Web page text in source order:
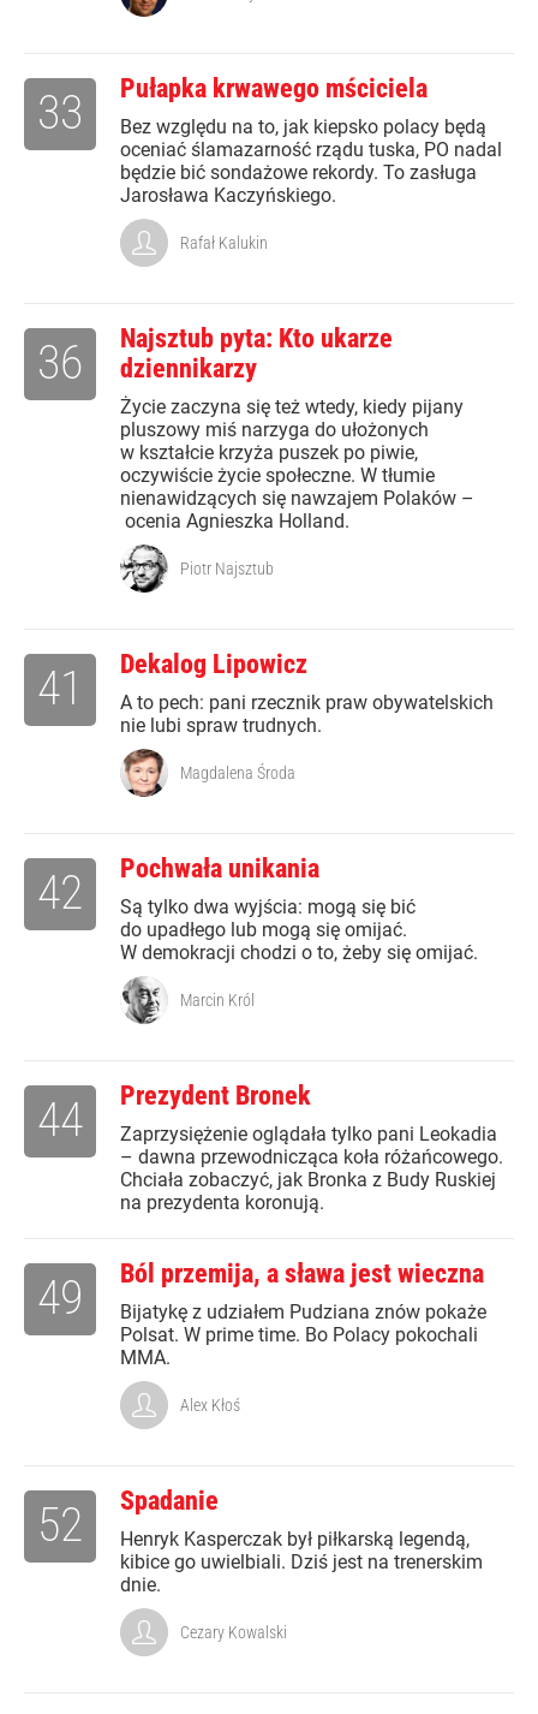
Pułapka krwawego mściciela
Bez względu na to, jak kiepsko polacy będą
oceniać ślamazarność rządu tuska, PO nadal
będzie bić sondażowe rekordy. To zasługa
Jarosława Kaczyńskiego.
33
Rafał Kalukin
Najsztub pyta: Kto ukarze
dziennikarzy
Życie zaczyna się też wtedy, kiedy pijany
pluszowy miś narzyga do ułożonych
w kształcie krzyża puszek po piwie,
oczywiście życie społeczne. W tłumie
nienawidzących się nawzajem Polaków –
ocenia Agnieszka Holland.
36
Piotr Najsztub
Dekalog Lipowicz
A to pech: pani rzecznik praw obywatelskich
nie lubi spraw trudnych.
41
Magdalena Środa
Pochwała unikania
Są tylko dwa wyjścia: mogą się bić
do upadłego lub mogą się omijać.
W demokracji chodzi o to, żeby się omijać.
42
Marcin Król
Prezydent Bronek
Zaprzysiężenie oglądała tylko pani Leokadia
– dawna przewodnicząca koła różańcowego.
Chciała zobaczyć, jak Bronka z Budy Ruskiej
na prezydenta koronują.
44
Ból przemija, a sława jest wieczna
Bijatykę z udziałem Pudziana znów pokaże
Polsat. W prime time. Bo Polacy pokochali
MMA.
49
Alex Kłoś
Spadanie
Henryk Kasperczak był piłkarską legendą,
kibice go uwielbiali. Dziś jest na trenerskim
dnie.
52
Cezary Kowalski